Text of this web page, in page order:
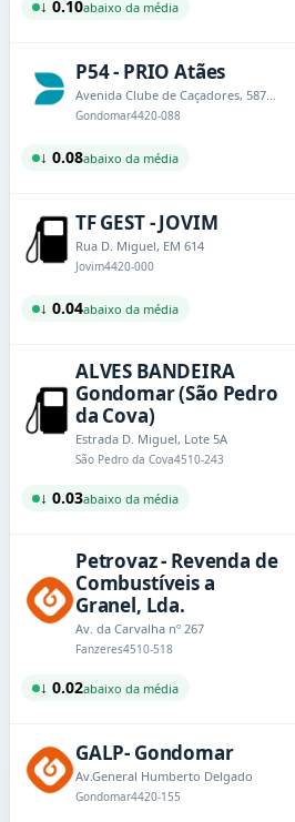
↓ 0.10abaixo da média
P54 - PRIO Atães
Avenida Clube de Caçadores, 5875 - Lugar de Atães - Jovim
Gondomar4420-088
↓ 0.08abaixo da média
TF GEST - JOVIM
Rua D. Miguel, EM 614
Jovim4420-000
↓ 0.04abaixo da média
ALVES BANDEIRA
Gondomar (São Pedro
da Cova)
Estrada D. Miguel, Lote 5A
São Pedro da Cova4510-243
↓ 0.03abaixo da média
Petrovaz - Revenda de
Combustíveis a
Granel, Lda.
Av. da Carvalha nº 267
Fanzeres4510-518
↓ 0.02abaixo da média
GALP- Gondomar
Av.General Humberto Delgado
Gondomar4420-155